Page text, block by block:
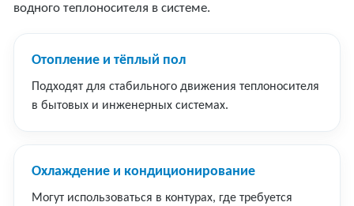
водного теплоносителя в системе.
Отопление и тёплый пол
Подходят для стабильного движения теплоносителя
в бытовых и инженерных системах.
Охлаждение и кондиционирование
Могут использоваться в контурах, где требуется